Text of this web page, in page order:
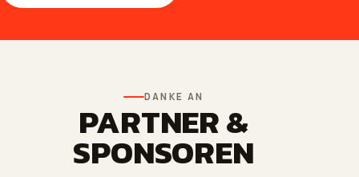
DANKE AN
PARTNER &
SPONSOREN